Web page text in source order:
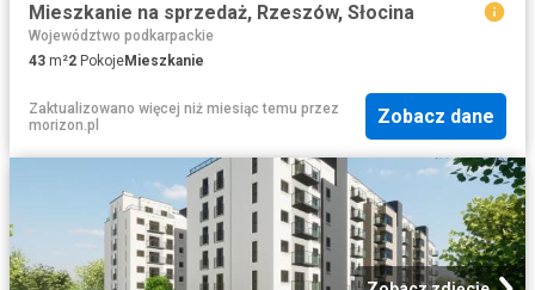
Mieszkanie na sprzedaż, Rzeszów, Słocina
Województwo podkarpackie
43 m²2 PokojeMieszkanie
Zaktualizowano więcej niż miesiąc temu przez
morizon.pl
Zobacz dane